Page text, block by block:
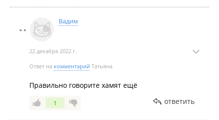
Вадим
22 декабря 2022 г.
Ответ на комментарий Татьяна
Правильно говорите хамят ещё
1 ответить